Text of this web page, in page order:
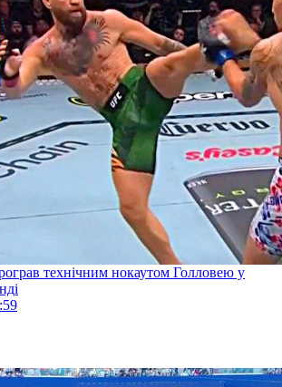
технічним нокаутом Голловею у